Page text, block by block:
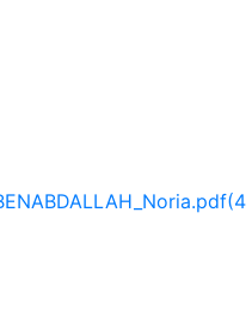
(4